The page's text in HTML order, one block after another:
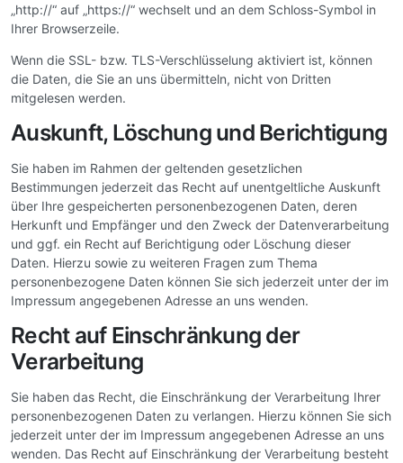
„http://“ auf „https://“ wechselt und an dem Schloss-Symbol in
Ihrer Browserzeile.
Wenn die SSL- bzw. TLS-Verschlüsselung aktiviert ist, können
die Daten, die Sie an uns übermitteln, nicht von Dritten
mitgelesen werden.
Auskunft, Löschung und Berichtigung
Sie haben im Rahmen der geltenden gesetzlichen
Bestimmungen jederzeit das Recht auf unentgeltliche Auskunft
über Ihre gespeicherten personenbezogenen Daten, deren
Herkunft und Empfänger und den Zweck der Datenverarbeitung
und ggf. ein Recht auf Berichtigung oder Löschung dieser
Daten. Hierzu sowie zu weiteren Fragen zum Thema
personenbezogene Daten können Sie sich jederzeit unter der im
Impressum angegebenen Adresse an uns wenden.
Recht auf Einschränkung der
Verarbeitung
Sie haben das Recht, die Einschränkung der Verarbeitung Ihrer
personenbezogenen Daten zu verlangen. Hierzu können Sie sich
jederzeit unter der im Impressum angegebenen Adresse an uns
wenden. Das Recht auf Einschränkung der Verarbeitung besteht